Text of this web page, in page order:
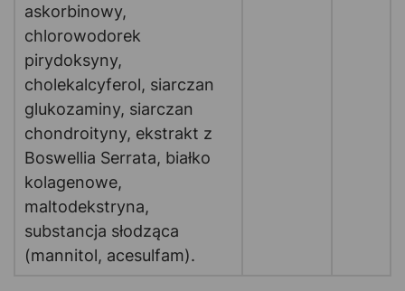
askorbinowy,
chlorowodorek
pirydoksyny,
cholekalcyferol, siarczan
glukozaminy, siarczan
chondroityny, ekstrakt z
Boswellia Serrata, białko
kolagenowe,
maltodekstryna,
substancja słodząca
(mannitol, acesulfam).